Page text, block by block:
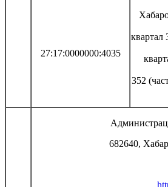
27:17:0000000:4035
квартал
352
682640,